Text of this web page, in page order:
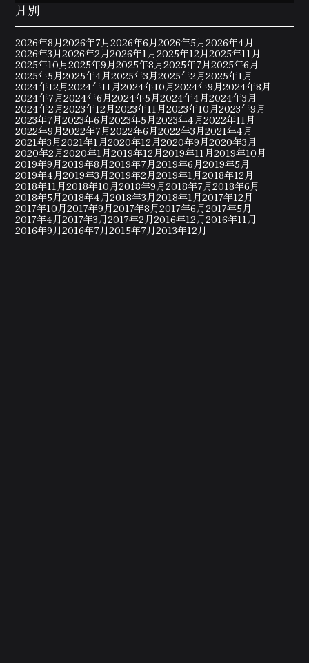
月別
2026年8月2026年7月2026年6月2026年5月2026年4月
2026年3月2026年2月2026年1月2025年12月2025年11月
2025年10月2025年9月2025年8月2025年7月2025年6月
2025年5月2025年4月2025年3月2025年2月2025年1月
2024年12月2024年11月2024年10月2024年9月2024年8月
2024年7月2024年6月2024年5月2024年4月2024年3月
2024年2月2023年12月2023年11月2023年10月2023年9月
2023年7月2023年6月2023年5月2023年4月2022年11月
2022年9月2022年7月2022年6月2022年3月2021年4月
2021年3月2021年1月2020年12月2020年9月2020年3月
2020年2月2020年1月2019年12月2019年11月2019年10月
2019年9月2019年8月2019年7月2019年6月2019年5月
2019年4月2019年3月2019年2月2019年1月2018年12月
2018年11月2018年10月2018年9月2018年7月2018年6月
2018年5月2018年4月2018年3月2018年1月2017年12月
2017年10月2017年9月2017年8月2017年6月2017年5月
2017年4月2017年3月2017年2月2016年12月2016年11月
2016年9月2016年7月2015年7月2013年12月